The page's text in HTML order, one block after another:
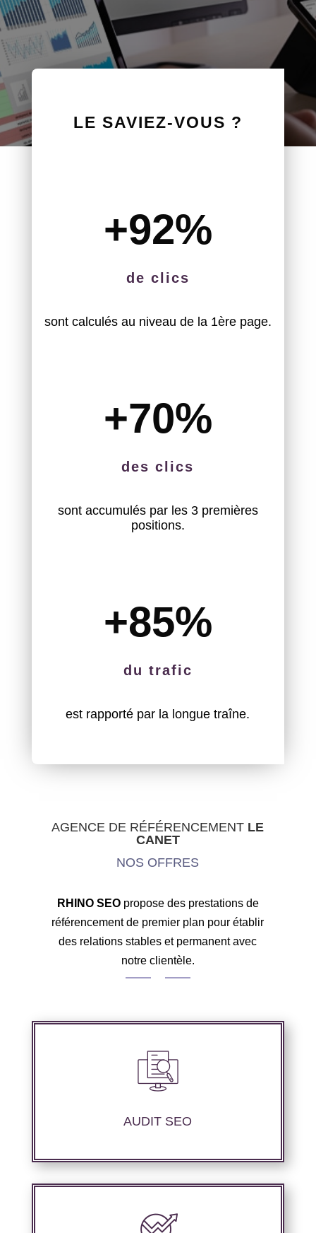
LE SAVIEZ-VOUS ?
+92%
de clics
sont calculés au niveau de la 1ère page.
+70%
des clics
sont accumulés par les 3 premières
positions.
+85%
du trafic
est rapporté par la longue traîne.
AGENCE DE RÉFÉRENCEMENT LE
CANET
NOS OFFRES
RHINO SEOpropose des prestations de
référencement de premier plan pour établir
des relations stables et permanent avec
notre clientèle.
AUDIT SEO
Nous réalisons un audit de votre site web à
travers les mots clés pertinents, les principaux
Nous proposons des services d’optimisation